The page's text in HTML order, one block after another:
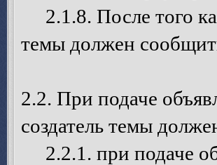
2.1.8. После того
темы должен
2.2. При подаче
создатель темы
2.2.1. при подаче